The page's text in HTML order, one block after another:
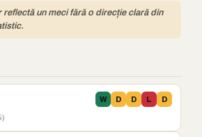
un meci fără o direcție clară din
W D D L D